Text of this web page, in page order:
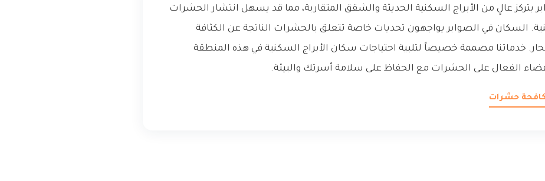
بتركز عالٍ من الأبراج السكنية الحديثة والشقق المتقاربة، مما قد يسهل انتشار الحشرات
السكان في الصوابر يواجهون تحديات خاصة تتعلق بالحشرات الناتجة عن الكثافة
خدماتنا مصممة خصيصاً لتلبية احتياجات سكان الأبراج السكنية في هذه المنطقة
الفعال على الحشرات مع الحفاظ على سلامة أسرتك والبيئة.
حشرات